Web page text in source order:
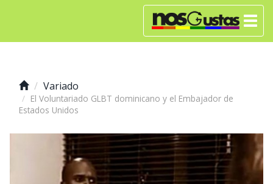
Variado
El Voluntariado GLBT dominicano y el Embajador de
Estados Unidos